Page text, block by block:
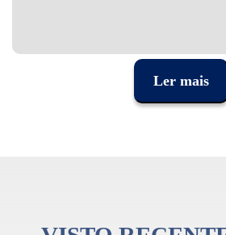
Ler mais